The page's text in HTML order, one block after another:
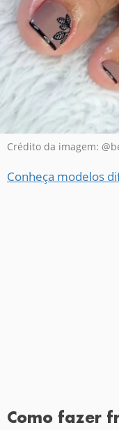
Crédito da imagem:
Conheça modelos
Como fazer